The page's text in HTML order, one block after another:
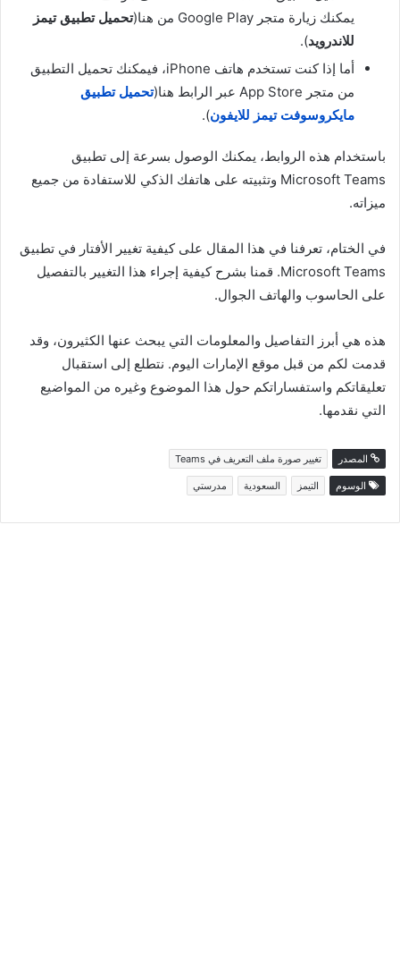
يمكنك زيارة متجر Google Play من هنا(
تحميل تطبيق تيمز
للاندرويد).
أما إذا كنت تستخدم هاتف iPhone، فيمكنك تحميل التطبيق
من متجر App Store عبر الرابط هنا(
تحميل تطبيق
مايكروسوفت تيمز للايفون).
باستخدام هذه الروابط، يمكنك الوصول بسرعة إلى تطبيق
Microsoft Teams وتثبيته على هاتفك الذكي للاستفادة من جميع
ميزاته.
في الختام، تعرفنا في هذا المقال على كيفية تغيير الأفتار في تطبيق
Microsoft Teams. قمنا بشرح كيفية إجراء هذا التغيير بالتفصيل
على الحاسوب والهاتف الجوال.
هذه هي أبرز التفاصيل والمعلومات التي يبحث عنها الكثيرون، وقد
قدمت لكم من قبل موقع الإمارات اليوم. نتطلع إلى استقبال
تعليقاتكم واستفساراتكم حول هذا الموضوع وغيره من المواضيع
التي نقدمها.
المصدر تغيير صورة ملف التعريف في Teams
الوسوم التيمز السعودية مدرستي